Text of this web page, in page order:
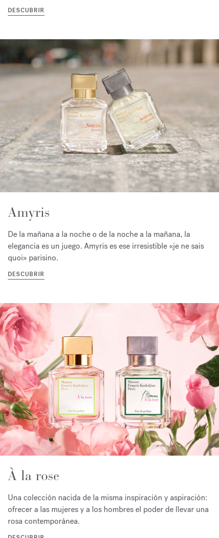
DESCUBRIR
Amyris
De la mañana a la noche o de la noche a la mañana, la
elegancia es un juego. Amyris es ese irresistible «je ne sais
quoi» parisino.
DESCUBRIR
À la rose
Una colección nacida de la misma inspiración y aspiración:
ofrecer a las mujeres y a los hombres el poder de llevar una
rosa contemporánea.